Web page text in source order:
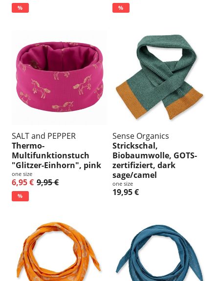
% %
SALT and PEPPER
Thermo-
Multifunktionstuch
"Glitzer-Einhorn", pink
one size
6,95 € 9,95 €
%
Sense Organics
Strickschal,
Biobaumwolle, GOTS-
zertifiziert, dark
sage/camel
one size
19,95 €